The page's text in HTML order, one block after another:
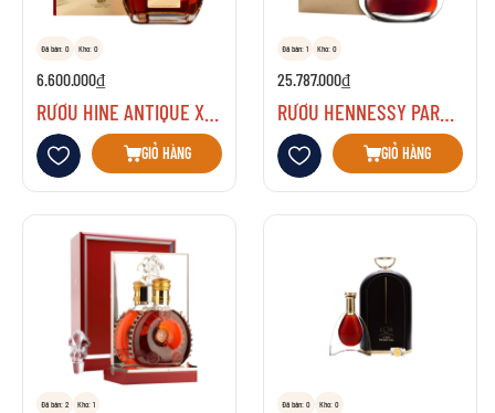
Đã bán: 0 Kho: 0
6.600.000₫
RƯỢU HINE ANTIQUE XO COGNAC GRANDE CHAMPAGNE
Thêm vào danh sách yêu thích
GIỎ HÀNG
Đã bán: 1 Kho: 0
25.787.000₫
RƯỢU HENNESSY PARADIS
Thêm vào danh sách yêu thích
GIỎ HÀNG
Đã bán: 2 Kho: 1 Đã bán: 0 Kho: 0